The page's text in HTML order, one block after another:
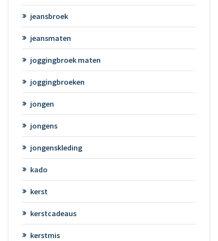
jeansbroek
jeansmaten
joggingbroek maten
joggingbroeken
jongen
jongens
jongenskleding
kado
kerst
kerstcadeaus
kerstmis